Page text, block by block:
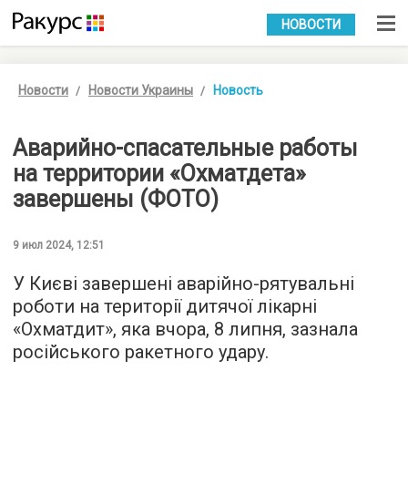
УКР РУС
НОВОСТИ
Новости Новости Украины Новость
Аварийно-спасательные работы
на территории «Охматдета»
завершены (ФОТО)
9 июл 2024, 12:51
У Києві завершені аварійно-рятувальні
роботи на території дитячої лікарні
«Охматдит», яка вчора, 8 липня, зазнала
російського ракетного удару.